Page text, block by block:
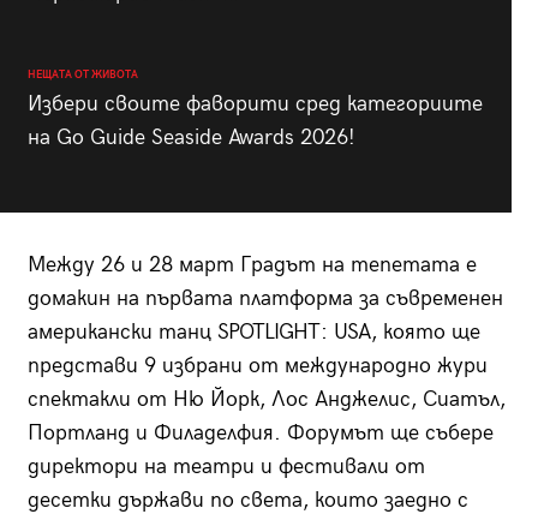
НЕЩАТА ОТ ЖИВОТА
Избери своите фаворити сред категориите
на Go Guide Seaside Awards 2026!
Между 26 и 28 март Градът на тепетата е
домакин на първата платформа за съвременен
американски танц SPOTLIGHT: USA, която ще
представи 9 избрани от международно жури
спектакли от Ню Йорк, Лос Анджелис, Сиатъл,
Портланд и Филаделфия. Форумът ще събере
директори на театри и фестивали от
десетки държави по света, които заедно с